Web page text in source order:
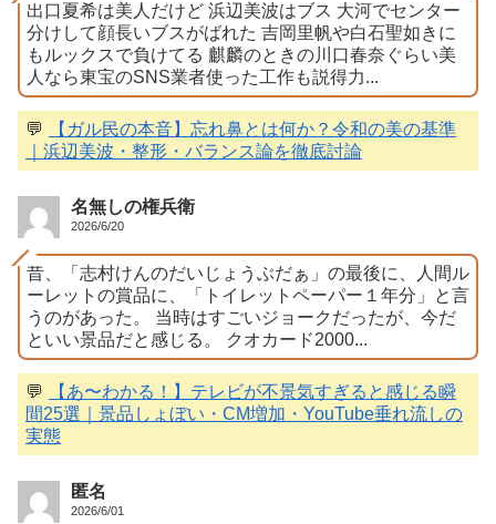
出口夏希は美人だけど 浜辺美波はブス 大河でセンター
分けして顔長いブスがばれた 吉岡里帆や白石聖如きに
もルックスで負けてる 麒麟のときの川口春奈ぐらい美
人なら東宝のSNS業者使った工作も説得力...
💬
【ガル民の本音】忘れ鼻とは何か？令和の美の基準
｜浜辺美波・整形・バランス論を徹底討論
名無しの権兵衛
2026/6/20
昔、「志村けんのだいじょうぶだぁ」の最後に、人間ル
ーレットの賞品に、「トイレットペーパー１年分」と言
うのがあった。 当時はすごいジョークだったが、今だ
といい景品だと感じる。 クオカード2000...
💬
【あ〜わかる！】テレビが不景気すぎると感じる瞬
間25選｜景品しょぼい・CM増加・YouTube垂れ流しの
実態
匿名
2026/6/01